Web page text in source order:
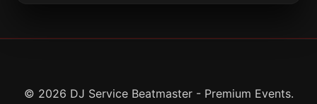
© 2026 DJ Service Beatmaster - Premium Events.